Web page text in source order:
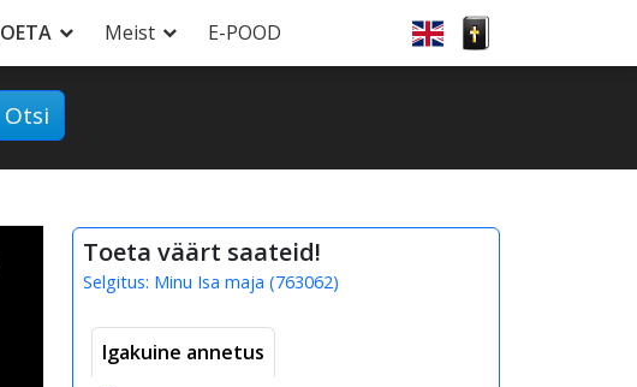
Meist E-POOD
Otsi
Toeta väärt saateid!
Selgitus: Minu Isa maja (763062)
Igakuine annetus